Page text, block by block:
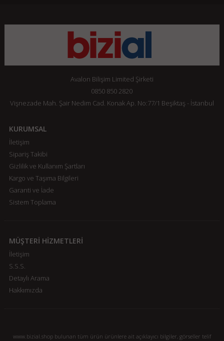
Avalon Bilişim Limited Şirketi
0850 850 2820
Vişnezade Mah. Şair Nedim Cad. Konak Ap. No:77/1 Beşiktaş - İstanbul
KURUMSAL
İletişim
Sipariş Takibi
Gizlilik ve Kullanım Şartları
Kargo ve Taşıma Bilgileri
Garanti ve İade
Sistem Toplama
MÜŞTERİ HİZMETLERİ
İletişim
S.S.S.
Detaylı Arama
Hakkımızda
www.bizial.shop bulunan tüm ürün ürünlere ait açıklayıcı bilgiler, görseller telif